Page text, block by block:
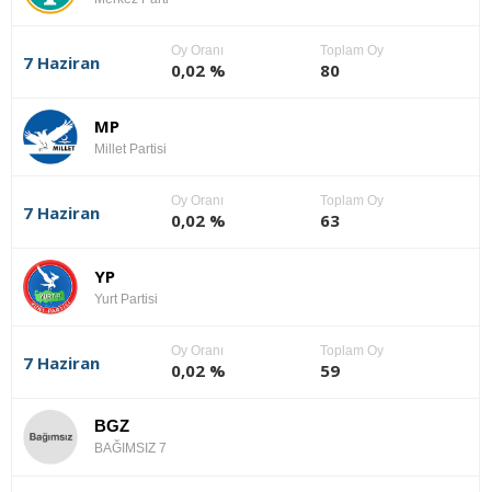
7 Haziran
Oy Oranı
0,02 %
Toplam Oy
80
MP
Millet Partisi
7 Haziran
Oy Oranı
0,02 %
Toplam Oy
63
YP
Yurt Partisi
7 Haziran
Oy Oranı
0,02 %
Toplam Oy
59
BGZ
BAĞIMSIZ 7